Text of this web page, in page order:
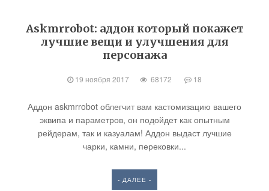
Askmrrobot: аддон который покажет
лучшие вещи и улучшения для
персонажа
19 ноября 2017 68172 18
Аддон askmrrobot облегчит вам кастомизацию вашего
эквипа и параметров, он подойдет как опытным
рейдерам, так и казуалам! Аддон выдаст лучшие
чарки, камни, перековки...
- ДАЛЕЕ -